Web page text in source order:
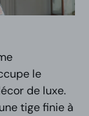
le
de luxe.
tige finie à